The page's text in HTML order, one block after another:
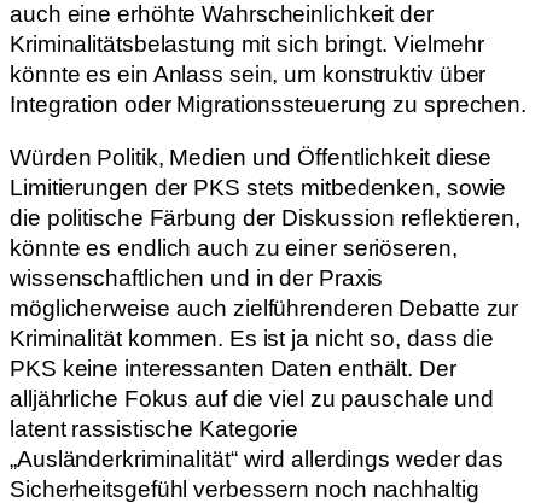
auch eine erhöhte Wahrscheinlichkeit der
Kriminalitätsbelastung mit sich bringt. Vielmehr
könnte es ein Anlass sein, um konstruktiv über
Integration oder Migrationssteuerung zu sprechen.
Würden Politik, Medien und Öffentlichkeit diese
Limitierungen der PKS stets mitbedenken, sowie
die politische Färbung der Diskussion reflektieren,
könnte es endlich auch zu einer seriöseren,
wissenschaftlichen und in der Praxis
möglicherweise auch zielführenderen Debatte zur
Kriminalität kommen. Es ist ja nicht so, dass die
PKS keine interessanten Daten enthält. Der
alljährliche Fokus auf die viel zu pauschale und
latent rassistische Kategorie
„Ausländerkriminalität“ wird allerdings weder das
Sicherheitsgefühl verbessern noch nachhaltig